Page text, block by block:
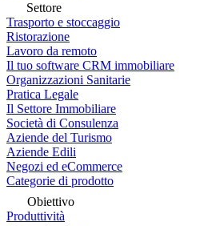
Settore
Trasporto e stoccaggio
Ristorazione
Lavoro da remoto
Il tuo software CRM immobiliare
Organizzazioni Sanitarie
Pratica Legale
Il Settore Immobiliare
Società di Consulenza
Aziende del Turismo
Aziende Edili
Negozi ed eCommerce
Categorie di prodotto
Obiettivo
Produttività